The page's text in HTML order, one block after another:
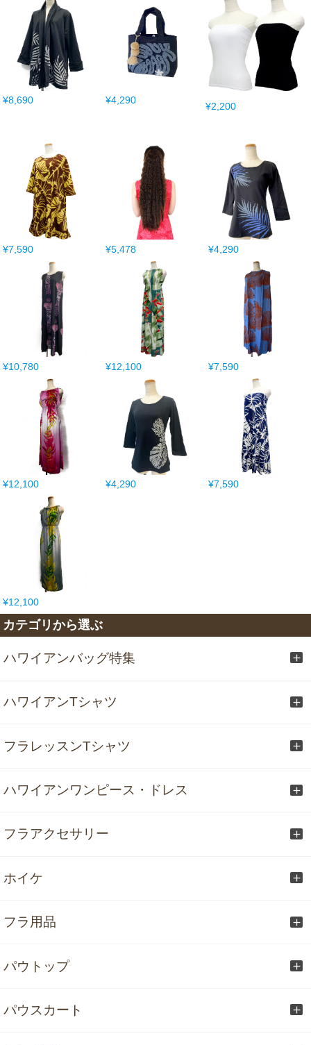
¥8,690 ¥4,290
¥2,200
¥7,590 ¥5,478 ¥4,290
¥10,780 ¥12,100 ¥7,590
¥12,100 ¥4,290 ¥7,590
¥12,100
カテゴリから選ぶ
ハワイアンバッグ特集
ハワイアンTシャツ
フラレッスンTシャツ
ハワイアンワンピース・ドレス
フラアクセサリー
ホイケ
フラ用品
パウトップ
パウスカート